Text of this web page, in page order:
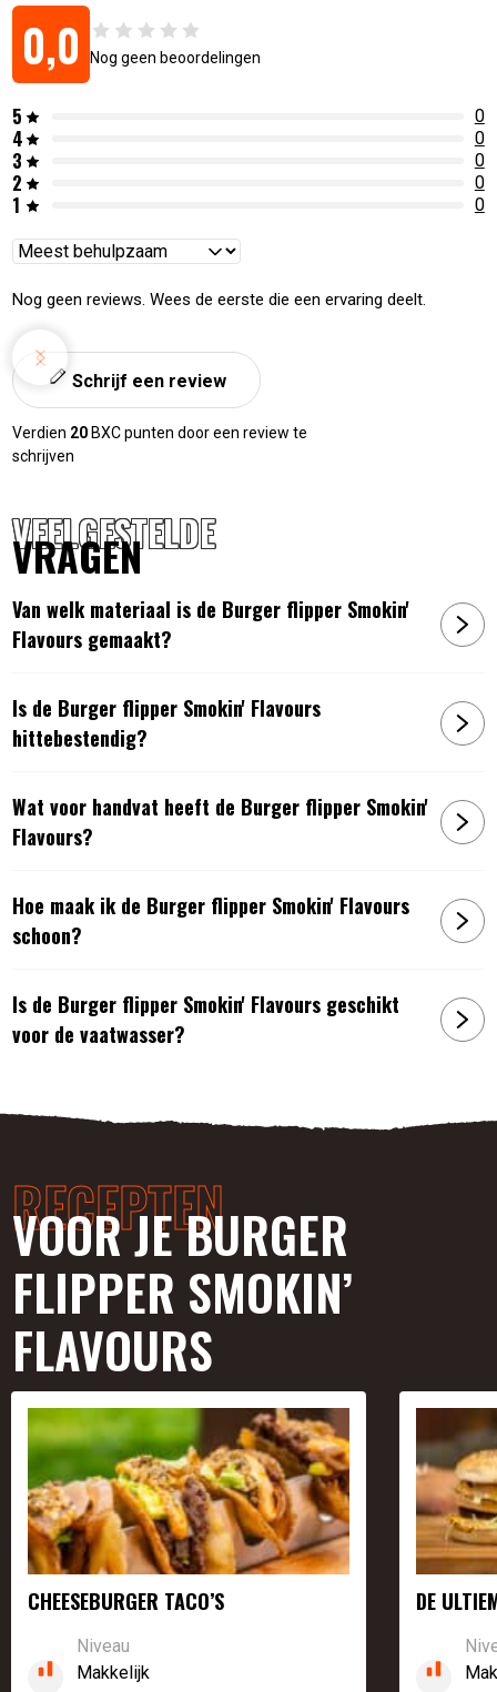
0,0 Nog geen beoordelingen
5 0
4 0
3 0
2 0
1 0
Reviews
Nog geen reviews. Wees de eerste die een ervaring deelt.
Schrijf een review
Verdien 20 BXC punten door een review te
schrijven
VEELGESTELDE
VRAGEN
Van welk materiaal is de Burger flipper Smokin'
Flavours gemaakt?
Is de Burger flipper Smokin' Flavours
hittebestendig?
Wat voor handvat heeft de Burger flipper Smokin'
Flavours?
Hoe maak ik de Burger flipper Smokin' Flavours
schoon?
Is de Burger flipper Smokin' Flavours geschikt
voor de vaatwasser?
RECEPTEN
VOOR JE BURGER
FLIPPER SMOKIN’
FLAVOURS
CHEESEBURGER TACO’S
Niveau
Makkelijk
DE